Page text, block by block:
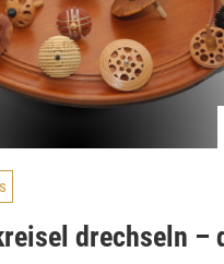
drechseln –